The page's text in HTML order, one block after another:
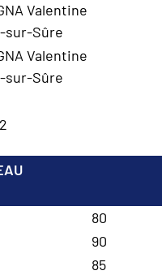
Valentine
sur-Sûre
Valentine
sur-Sûre
80
90
85